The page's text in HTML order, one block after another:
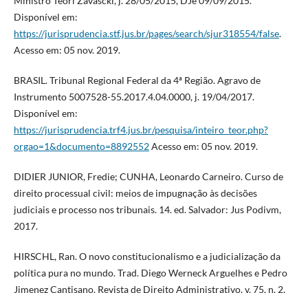
Disponível em:
https://jurisprudencia.stf.jus.br/pages/search/sjur318554/false.
Acesso em: 05 nov. 2019.
BRASIL. Tribunal Regional Federal da 4ª Região. Agravo de
Instrumento 5007528-55.2017.4.04.0000, j. 19/04/2017.
Disponível em:
https://jurisprudencia.trf4.jus.br/pesquisa/inteiro_teor.php?
orgao=1&documento=8892552Acesso em: 05 nov. 2019.
DIDIER JUNIOR, Fredie; CUNHA, Leonardo Carneiro. Curso de
direito processual civil: meios de impugnação às decisões
judiciais e processo nos tribunais. 14. ed. Salvador: Jus Podivm,
2017.
HIRSCHL, Ran. O novo constitucionalismo e a judicialização da
política pura no mundo. Trad. Diego Werneck Arguelhes e Pedro
Jimenez Cantisano. Revista de Direito Administrativo, v. 75, n. 2,